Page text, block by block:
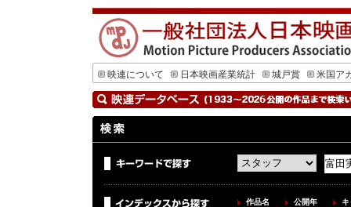
映連について 日本映画産業統計 城戸賞 米国ア
作品名 公開年